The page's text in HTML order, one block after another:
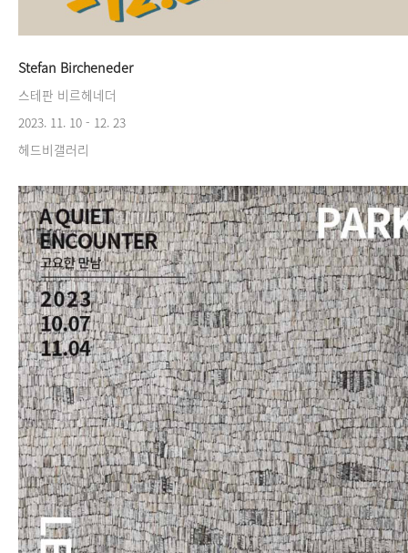
Stefan Bircheneder
스테판 비르헤네더
2023. 11. 10 - 12. 23
헤드비갤러리